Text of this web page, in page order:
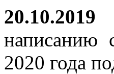
20.10.2019
написанию
2020 года